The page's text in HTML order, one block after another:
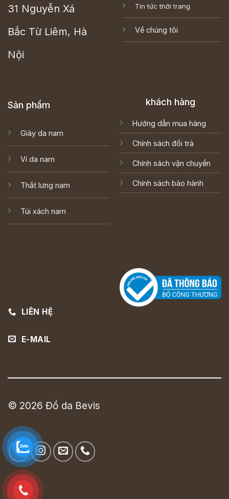
31 Nguyễn Xá
Bắc Từ Liêm, Hà
Nội
Tin tức thời trang
Về chúng tôi
Sản phẩm
Giày da nam
Ví da nam
Thắt lưng nam
Túi xách nam
LIÊN HỆ
E-MAIL
khách hàng
Hướng dẫn mua hàng
Chính sách đổi trả
Chính sách vận chuyển
Chính sách bảo hành
© 2026 Đồ da Bevis